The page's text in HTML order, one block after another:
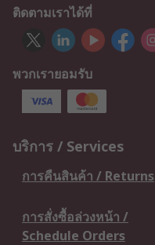
ติดตามเราได้ที่
พวกเรายอมรับ
บริการ / Services
การคืนสินค้า / Returns
การสั่งซื้อล่วงหน้า /
Schedule Orders